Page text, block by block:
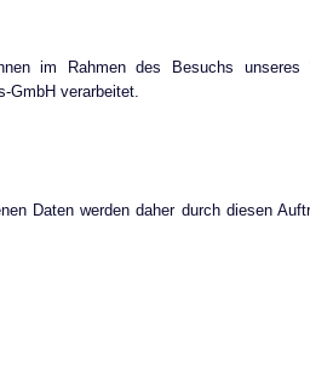
im Rahmen des Besuchs unseres
GmbH verarbeitet.
Daten werden daher durch diesen